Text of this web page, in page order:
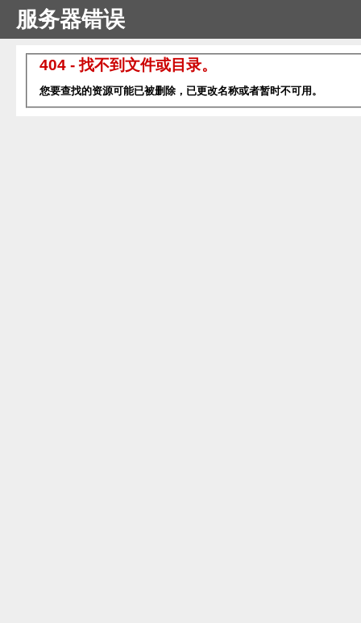
服务器错误
404 - 找不到文件或目录。
您要查找的资源可能已被删除，已更改名称或者暂时不可用。